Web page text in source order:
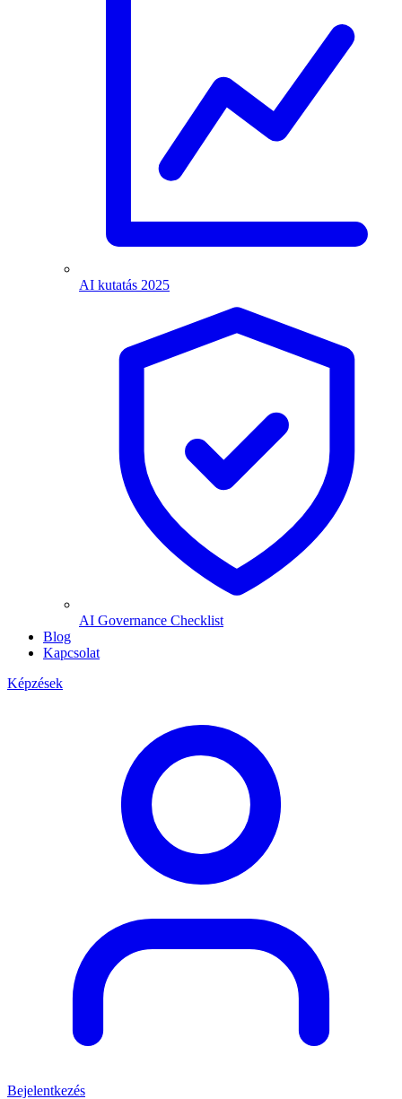
AI kutatás 2025
AI Governance Checklist
Blog
Kapcsolat
Képzések
Bejelentkezés